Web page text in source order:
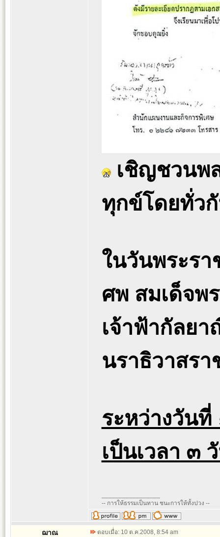
เชิญชวนพ
ทุกข์โดยทั่ว
ในวันพระรา
ศพ สมเด็จพ
เจ้าฟ้ากัลย
นราธิวาสร
ระหว่างวัน
เป็นเวลา ๓
-- การให้ธรรมเป็นทาน ชนะการให้ทั้งปวง --
ฌาณ ตอบเมื่อ: 10 ต.ค.2008, 8:54 am